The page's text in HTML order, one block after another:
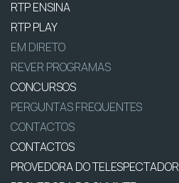
RTP ENSINA
RTP PLAY
EM DIRETO
REVER PROGRAMAS
CONCURSOS
PERGUNTAS FREQUENTES
CONTACTOS
CONTACTOS
PROVEDORA DO TELESPECTADOR